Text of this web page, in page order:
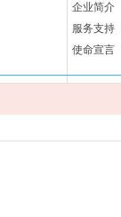
企业简介
服务支持
使命宣言